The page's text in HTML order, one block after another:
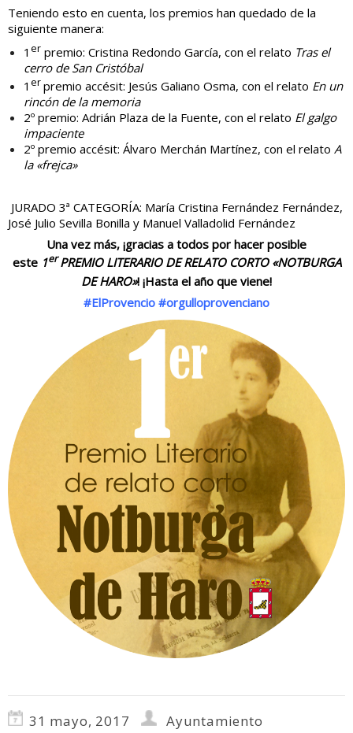
Teniendo esto en cuenta, los premios han quedado de la
siguiente manera:
1 er premio: Cristina Redondo García, con el relato Tras el
cerro de San Cristóbal
1 erpremio accésit: Jesús Galiano Osma, con el relato En un
rincón de la memoria
2º premio: Adrián Plaza de la Fuente, con el relato El galgo
impaciente
2º premio accésit: Álvaro Merchán Martínez, con el relato A
la «frejca»
JURADO 3ª CATEGORÍA: María Cristina Fernández Fernández,
José Julio Sevilla Bonilla y Manuel Valladolid Fernández
Una vez más, ¡gracias a todos por hacer posible
este 1er PREMIO LITERARIO DE RELATO CORTO «NOTBURGA
DE HARO»! ¡Hasta el año que viene!
#ElProvencio #orgulloprovenciano
31 mayo, 2017
Ayuntamiento